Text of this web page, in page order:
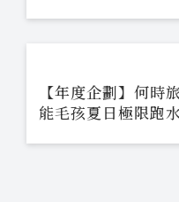
【年度企劃】何時
能毛孩夏日極限跑